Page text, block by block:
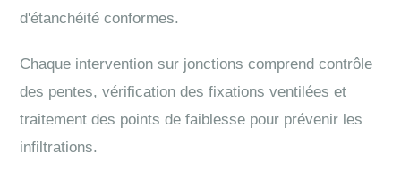
d'étanchéité conformes.
Chaque intervention sur jonctions comprend contrôle
des pentes, vérification des fixations ventilées et
traitement des points de faiblesse pour prévenir les
infiltrations.